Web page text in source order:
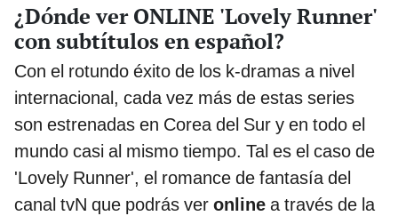
¿Dónde ver ONLINE 'Lovely Runner'
con subtítulos en español?
Con el rotundo éxito de los k-dramas a nivel
internacional, cada vez más de estas series
son estrenadas en Corea del Sur y en todo el
mundo casi al mismo tiempo. Tal es el caso de
'Lovely Runner', el romance de fantasía del
canal tvN que podrás ver online a través de la